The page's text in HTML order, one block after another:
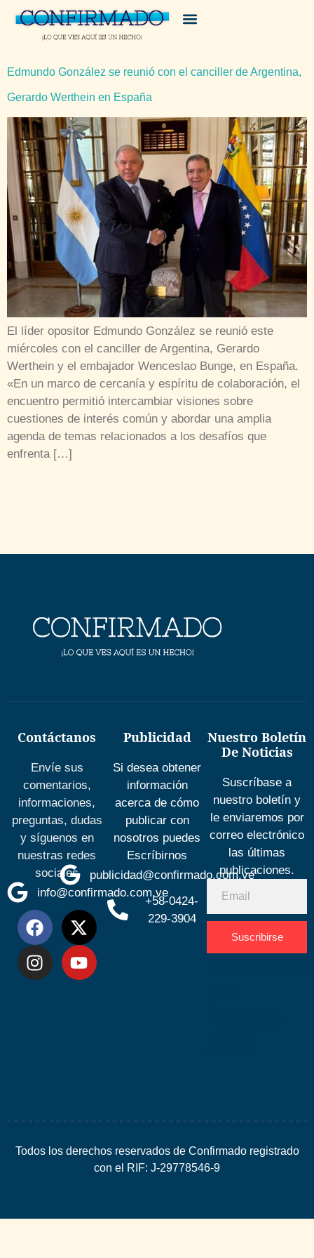
Edmundo González se reunió con el canciller de Argentina,
Gerardo Werthein en España
El líder opositor Edmundo González se reunió este
miércoles con el canciller de Argentina, Gerardo
Werthein y el embajador Wenceslao Bunge, en España.
«En un marco de cercanía y espíritu de colaboración, el
encuentro permitió intercambiar visiones sobre
cuestiones de interés común y abordar una amplia
agenda de temas relacionados a los desafíos que
enfrenta […]
Contáctanos
Envíe sus
comentarios,
informaciones,
preguntas, dudas
y síguenos en
nuestras redes
sociales
info@confirmado.com.ve
Publicidad
Si desea obtener
información
acerca de cómo
publicar con
nosotros puedes
Escríbirnos
publicidad@confirmado.com.ve
+58-0424-
229-3904
Nuestro Boletín
De Noticias
Suscríbase a
nuestro boletín y
le enviaremos por
correo electrónico
las últimas
publicaciones.
Suscribirse
Todos los derechos reservados de Confirmado registrado
con el RIF: J-29778546-9